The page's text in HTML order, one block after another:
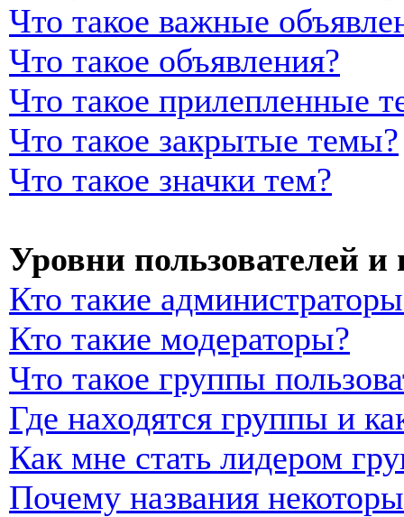
Что такое важные
Что такое объявления?
Что такое прилепленные
Что такое закрытые темы?
Что такое значки тем?
Уровни пользователей
Кто такие
Кто такие модераторы?
Что такое группы
Где находятся группы и
Как мне стать лидером
Почему названия